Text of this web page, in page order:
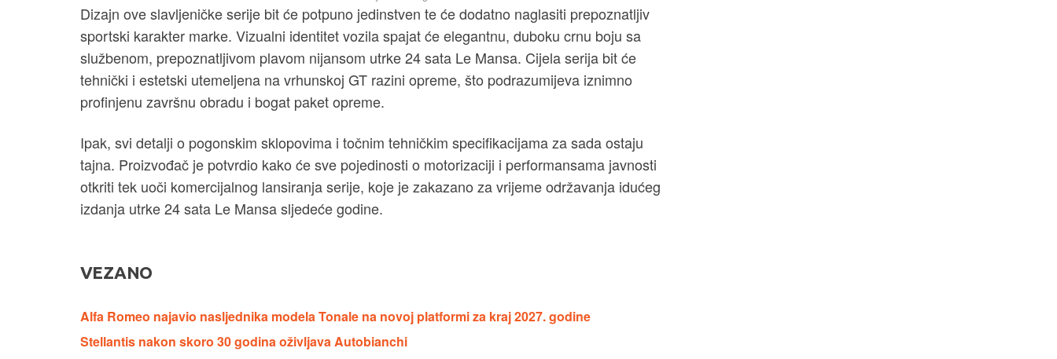
Dizajn ove slavljeničke serije bit će potpuno jedinstven te će dodatno naglasiti prepoznatljiv
sportski karakter marke. Vizualni identitet vozila spajat će elegantnu, duboku crnu boju sa
službenom, prepoznatljivom plavom nijansom utrke 24 sata Le Mansa. Cijela serija bit će
tehnički i estetski utemeljena na vrhunskoj GT razini opreme, što podrazumijeva iznimno
profinjenu završnu obradu i bogat paket opreme.
Ipak, svi detalji o pogonskim sklopovima i točnim tehničkim specifikacijama za sada ostaju
tajna. Proizvođač je potvrdio kako će sve pojedinosti o motorizaciji i performansama javnosti
otkriti tek uoči komercijalnog lansiranja serije, koje je zakazano za vrijeme održavanja idućeg
izdanja utrke 24 sata Le Mansa sljedeće godine.
VEZANO
Alfa Romeo najavio nasljednika modela Tonale na novoj platformi za kraj 2027. godine
Stellantis nakon skoro 30 godina oživljava Autobianchi